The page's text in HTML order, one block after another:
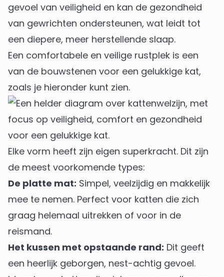
gevoel van veiligheid en kan de gezondheid
van gewrichten ondersteunen, wat leidt tot
een diepere, meer herstellende slaap.
Een comfortabele en veilige rustplek is een
van de bouwstenen voor een gelukkige kat,
zoals je hieronder kunt zien.
Elke vorm heeft zijn eigen superkracht. Dit zijn
de meest voorkomende types:
De platte mat: Simpel, veelzijdig en makkelijk
mee te nemen. Perfect voor katten die zich
graag helemaal uitrekken of voor in de
reismand.
Het kussen met opstaande rand: Dit geeft
een heerlijk geborgen, nest-achtig gevoel.